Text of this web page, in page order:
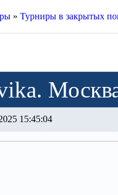
» Турниры в закрытых
15:45:04